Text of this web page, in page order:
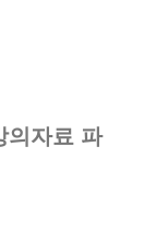
의자료 파